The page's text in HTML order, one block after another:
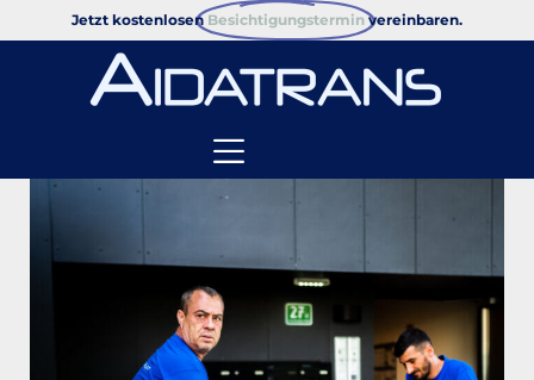
Jetzt kostenlosen Besichtigungstermin vereinbaren.